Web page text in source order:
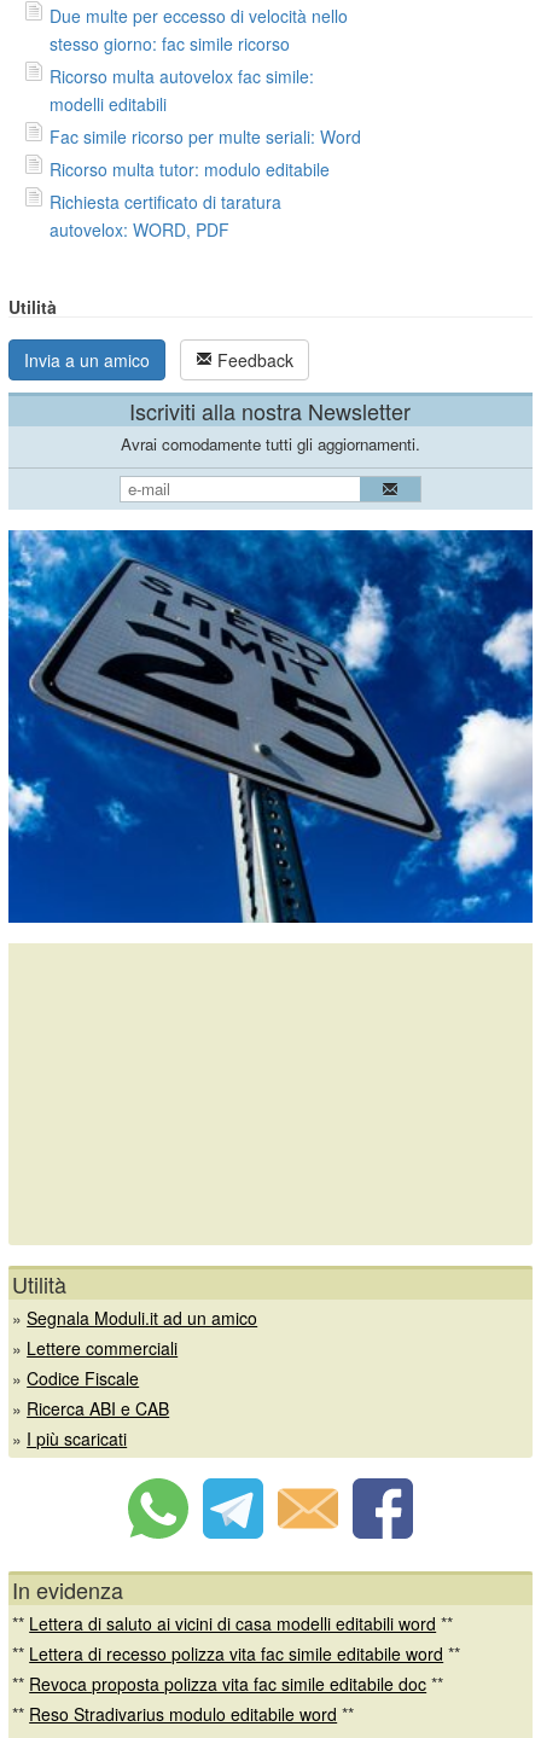
Due multe per eccesso di velocità nello
stesso giorno: fac simile ricorso
Ricorso multa autovelox fac simile:
modelli editabili
Fac simile ricorso per multe seriali: Word
Ricorso multa tutor: modulo editabile
Richiesta certificato di taratura
autovelox: WORD, PDF
Utilità
Invia a un amico Feedback
Iscriviti alla nostra Newsletter
Avrai comodamente tutti gli aggiornamenti.
Utilità
»Segnala Moduli.it ad un amico
» Lettere commerciali
»Codice Fiscale
» Ricerca ABI e CAB
» I più scaricati
In evidenza
** Lettera di saluto ai vicini di casa modelli editabili word **
** Lettera di recesso polizza vita fac simile editabile word **
** Revoca proposta polizza vita fac simile editabile doc **
** Reso Stradivarius modulo editabile word **